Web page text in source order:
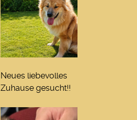
Neues liebevolles
Zuhause gesucht!!